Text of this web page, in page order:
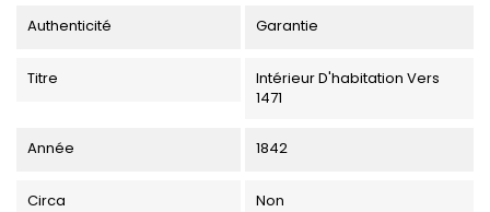
Authenticité Garantie
Titre
Intérieur D'habitation Vers
1471
Année 1842
Circa Non